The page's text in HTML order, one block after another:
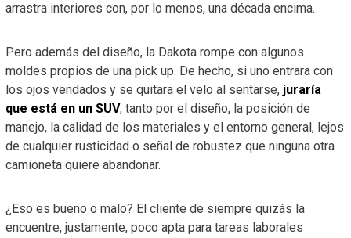
arrastra interiores con, por lo menos, una década encima.
Pero además del diseño, la Dakota rompe con algunos
moldes propios de una pick up. De hecho, si uno entrara con
los ojos vendados y se quitara el velo al sentarse, juraría
que está en un SUV, tanto por el diseño, la posición de
manejo, la calidad de los materiales y el entorno general, lejos
de cualquier rusticidad o señal de robustez que ninguna otra
camioneta quiere abandonar.
¿Eso es bueno o malo? El cliente de siempre quizás la
encuentre, justamente, poco apta para tareas laborales